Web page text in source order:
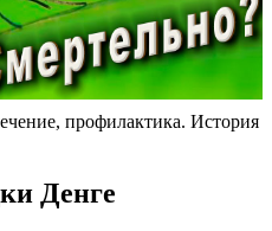
профилактика. История
Денге